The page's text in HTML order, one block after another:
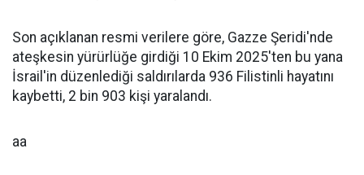
Son açıklanan resmi verilere göre, Gazze Şeridi'nde
ateşkesin yürürlüğe girdiği 10 Ekim 2025'ten bu yana
İsrail'in düzenlediği saldırılarda 936 Filistinli hayatını
kaybetti, 2 bin 903 kişi yaralandı.
aa